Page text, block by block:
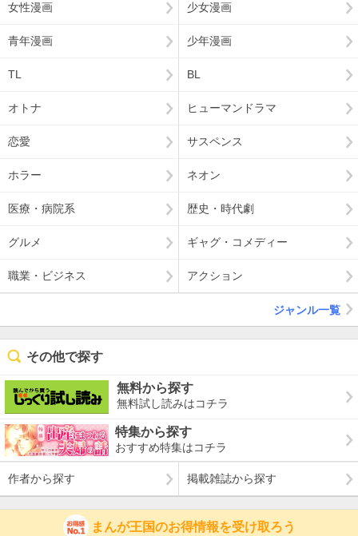
女性漫画 少女漫画
青年漫画 少年漫画
TL BL
オトナ ヒューマンドラマ
恋愛 サスペンス
ホラー ネオン
医療・病院系 歴史・時代劇
グルメ ギャグ・コメディー
職業・ビジネス アクション
ジャンル一覧
その他で探す
無料から探す
無料試し読みはコチラ
特集から探す
おすすめ特集はコチラ
作者から探す 掲載雑誌から探す
まんが王国のお得情報を受け取ろう